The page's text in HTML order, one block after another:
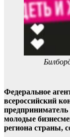
Федеральное
всероссийский
молодые
региона страны,